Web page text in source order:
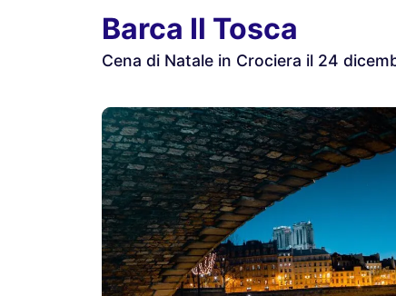
Barca Il Tosca
Cena di Natale in Crociera il 24